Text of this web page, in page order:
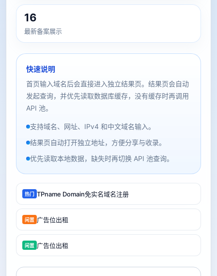
16
最新备案展示
快速说明
首页输入域名后会直接进入独立结果页。结果页会自动
发起查询，并优先读取数据库缓存，没有缓存时再调用
API 池。
支持域名、网址、IPv4 和中文域名输入。
结果页自动打开独立地址，方便分享与收录。
优先读取本地数据，缺失时再切换 API 池查询。
热门 TPname Domain免实名域名注册
闲置 广告位出租
闲置 广告位出租